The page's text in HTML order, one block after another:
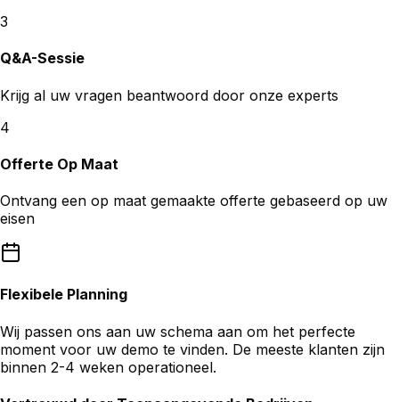
3
Q&A-Sessie
Krijg al uw vragen beantwoord door onze experts
4
Offerte Op Maat
Ontvang een op maat gemaakte offerte gebaseerd op uw
eisen
Flexibele Planning
Wij passen ons aan uw schema aan om het perfecte
moment voor uw demo te vinden. De meeste klanten zijn
binnen 2-4 weken operationeel.